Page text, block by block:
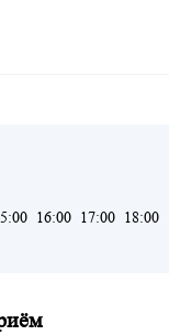
16:00 17:00 18:00